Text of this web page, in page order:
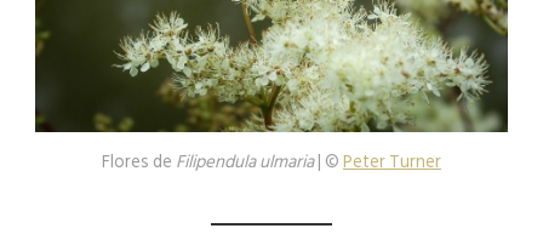
Flores de Filipendula ulmaria| ©Peter Turner